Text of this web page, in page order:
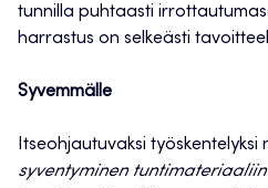
tunnilla puhtaasti
harrastus on selkeästi
Syvemmälle
Itseohjautuvaksi työskentelyksi
syventyminen